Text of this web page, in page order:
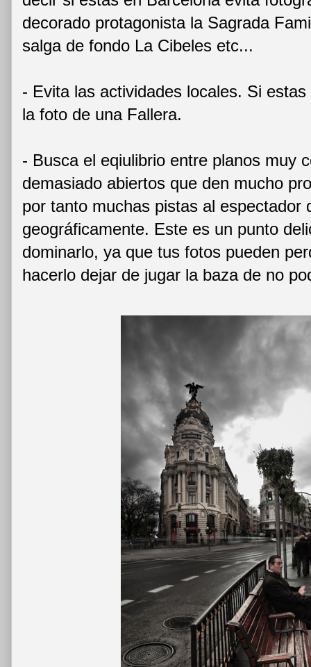
decorado protagonista la Sagrada
salga de fondo La Cibeles etc...
- Evita las actividades locales. Si
la foto de una Fallera.
- Busca el eqiulibrio entre planos muy
demasiado abiertos que den mucho
por tanto muchas pistas al espectador
geográficamente. Este es un punto
dominarlo, ya que tus fotos pueden
hacerlo dejar de jugar la baza de no